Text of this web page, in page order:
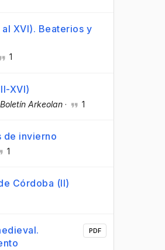
XVI). Beaterios y
1
XVI)
Boletín Arkeolan · 1
de invierno
1
Córdoba (II)
PDF